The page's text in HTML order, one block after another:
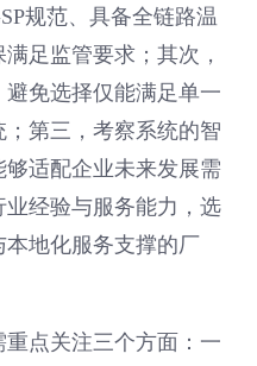
规范、具备全链路温
足监管要求；其次，
免选择仅能满足单一
第三，考察系统的智
适配企业未来发展需
经验与服务能力，选
地化服务支撑的厂
点关注三个方面：一